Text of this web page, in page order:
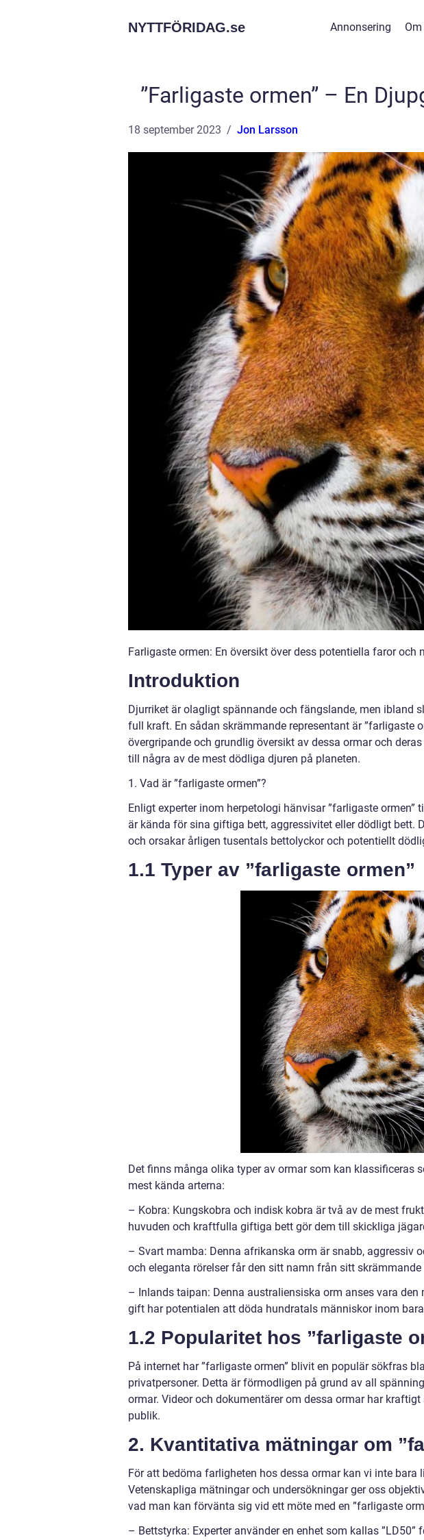
NYTTFÖRIDAG.se Annonsering
”Farligaste ormen” – En
18 september 2023 Jon Larsson
Farligaste ormen: En översikt över dess potentiella faror och
Introduktion
Djurriket är olagligt spännande och fängslande, men ibland
full kraft. En sådan skrämmande representant är ”farligaste
övergripande och grundlig översikt av dessa ormar och
till några av de mest dödliga djuren på planeten.
1. Vad är ”farligaste ormen”?
Enligt experter inom herpetologi hänvisar ”farligaste
är kända för sina giftiga bett, aggressivitet eller dödligt bett.
och orsakar årligen tusentals bettolyckor och potentiellt
1.1 Typer av ”farligaste ormen”
Det finns många olika typer av ormar som kan klassificeras
mest kända arterna:
– Kobra: Kungskobra och indisk kobra är två av de mest
huvuden och kraftfulla giftiga bett gör dem till skickliga
– Svart mamba: Denna afrikanska orm är snabb, aggressiv
och eleganta rörelser får den sitt namn från sitt skrämmande
– Inlands taipan: Denna australiensiska orm anses vara
gift har potentialen att döda hundratals människor inom
1.2 Popularitet hos ”farligaste
På internet har ”farligaste ormen” blivit en populär sökfras
privatpersoner. Detta är förmodligen på grund av all
ormar. Videor och dokumentärer om dessa ormar har
publik.
2. Kvantitativa mätningar om
För att bedöma farligheten hos dessa ormar kan vi inte bara
Vetenskapliga mätningar och undersökningar ger oss
vad man kan förvänta sig vid ett möte med en ”farligaste
– Bettstyrka: Experter använder en enhet som kallas